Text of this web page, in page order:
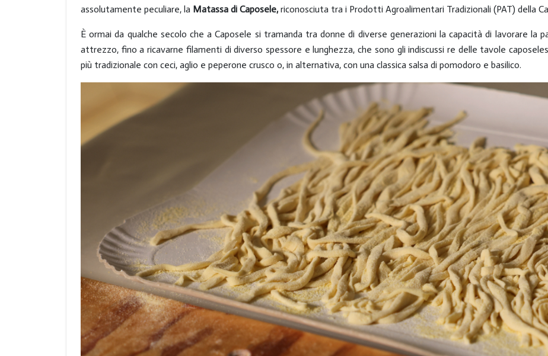
assolutamente peculiare, la Matassa di Caposele, riconosciuta tra i Prodotti Agroalimentari Tradizionali (PAT) della
È ormai da qualche secolo che a Caposele si tramanda tra donne di diverse generazioni la capacità di lavorare la
attrezzo, fino a ricavarne filamenti di diverso spessore e lunghezza, che sono gli indiscussi re delle tavole
più tradizionale con ceci, aglio e peperone crusco o, in alternativa, con una classica salsa di pomodoro e basilico.